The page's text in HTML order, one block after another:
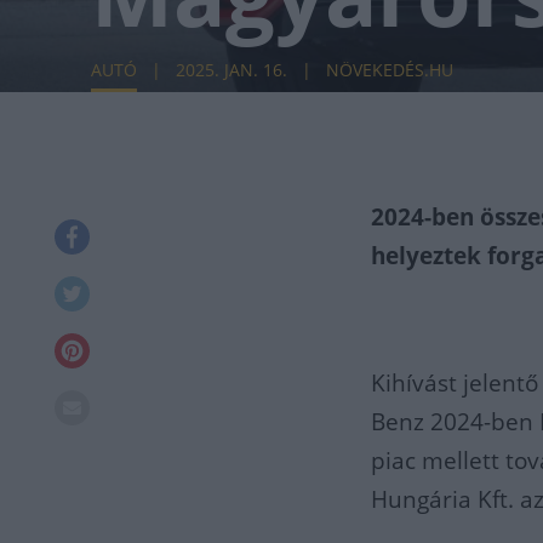
AUTÓ 2025. JAN. 16. NÖVEKEDÉS.HU
2024-ben
helyeztek
Kihívást
Benz 2024-
piac mellett
Hungária Kft.